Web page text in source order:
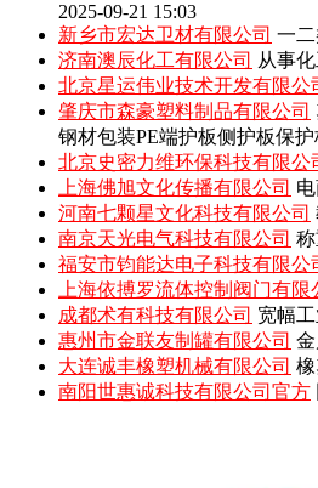
2025-09-21 15:03
新乡市宏达卫材有限公司 一
济南澳辰化工有限公司 从事
北京星运伟业技术开发有限公
肇庆市森豪塑料制品有限公司
钢材包装PE端护板侧护板保护
北京史密力维环保科技有限公
上海佛旭文化传播有限公司
河南七颗星文化科技有限公司
南京天光电气科技有限公司
福安市钧能达电子科技有限公
上海依搏罗流体控制阀门有限
成都术有科技有限公司 宽幅
惠州市金联友制罐有限公司
大连诚丰橡塑机械有限公司
南阳世惠诚科技有限公司官方